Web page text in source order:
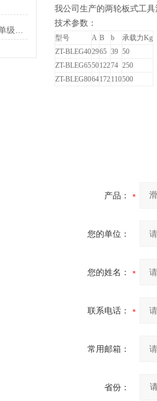
我公司生产的两轮板式工具
技术参数：
型号 A B b
承载力Kg
ZT-BLEG402965 39 50
ZT-BLEG655012274 250
ZT-BLEG8064172110500
产品：
您的单位：
您的姓名：
联系电话：
常用邮箱：
省份：